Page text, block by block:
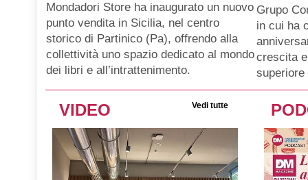
Mondadori Store ha inaugurato un nuovo
punto vendita in Sicilia, nel centro
storico di Partinico (Pa), offrendo alla
collettività uno spazio dedicato al mondo
dei libri e all’intrattenimento.
Grupo
in cui ha
crescita
superiore
VIDEO Vedi tutte